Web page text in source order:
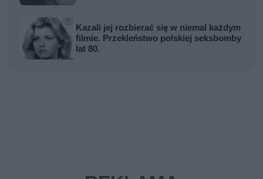
Kazali jej rozbierać się w niemal każdym
filmie. Przekleństwo polskiej seksbomby
lat 80.